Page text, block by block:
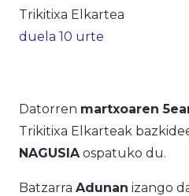
Trikitixa Elkartea
duela 10 urte
Datorren martxoaren
Trikitixa Elkarteak
NAGUSIAospatuko du.
Batzarra Adunan izango